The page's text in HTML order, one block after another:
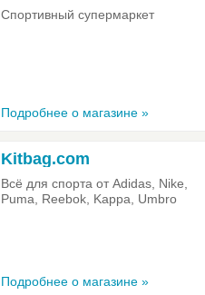
Спортивный супермаркет
Подробнее о магазине »
Kitbag.com
Всё для спорта от Adidas, Nike,
Puma, Reebok, Kappa, Umbro
Подробнее о магазине »